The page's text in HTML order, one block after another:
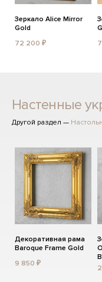
Зеркало Alice Mirror
Gold
72 200 ₽
Настенные
Другой раздел —
Декоративная рама
Baroque Frame Gold
9 850 ₽